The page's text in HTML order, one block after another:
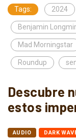
Tags: 2024
Benjamin
Mad Morningstar
Roundup
Descubre
estos
AUDIO DARK